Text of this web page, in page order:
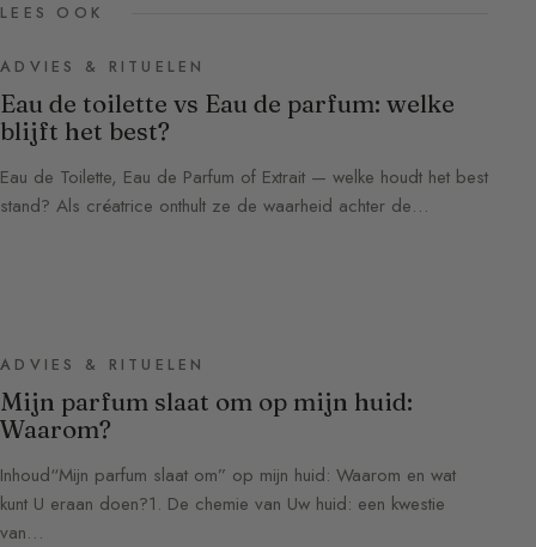
LEES OOK
ADVIES & RITUELEN
Eau de toilette vs Eau de parfum: welke
blijft het best?
Eau de Toilette, Eau de Parfum of Extrait — welke houdt het best
stand? Als créatrice onthult ze de waarheid achter de…
ADVIES & RITUELEN
Mijn parfum slaat om op mijn huid:
Waarom?
Inhoud“Mijn parfum slaat om” op mijn huid: Waarom en wat
kunt U eraan doen?1. De chemie van Uw huid: een kwestie
van…